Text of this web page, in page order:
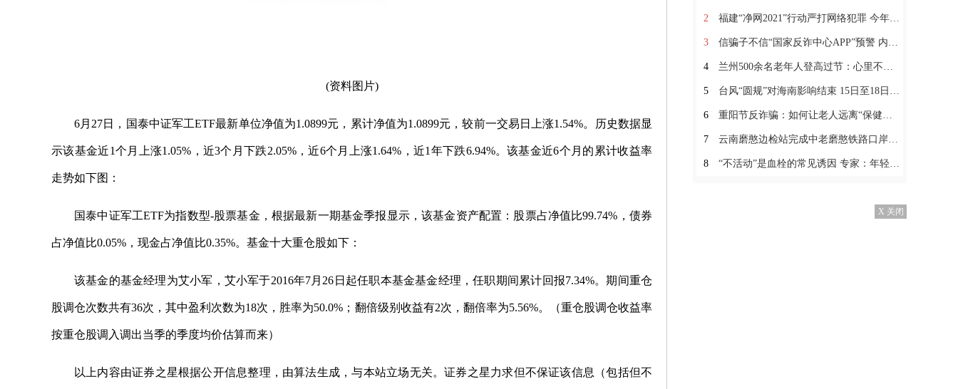
(资料图片)
6月27日，国泰中证军工ETF最新单位净值为1.0899元，累计净值为1.0899元，较前一交易日上涨1.54%。历史数据显
示该基金近1个月上涨1.05%，近3个月下跌2.05%，近6个月上涨1.64%，近1年下跌6.94%。该基金近6个月的累计收益率
走势如下图：
国泰中证军工ETF为指数型-股票基金，根据最新一期基金季报显示，该基金资产配置：股票占净值比99.74%，债券
占净值比0.05%，现金占净值比0.35%。基金十大重仓股如下：
该基金的基金经理为艾小军，艾小军于2016年7月26日起任职本基金基金经理，任职期间累计回报7.34%。期间重仓
股调仓次数共有36次，其中盈利次数为18次，胜率为50.0%；翻倍级别收益有2次，翻倍率为5.56%。（重仓股调仓收益率
按重仓股调入调出当季的季度均价估算而来）
以上内容由证券之星根据公开信息整理，由算法生成，与本站立场无关。证券之星力求但不保证该信息（包括但不
2 福建“净网2021”行动严打网络犯罪 今年破获多起跨境网
3 信骗子不信“国家反诈中心APP”预警 内蒙古一女子6万
4 兰州500余名老年人登高过节：心里不长皱纹不惧变老
5 台风“圆规”对海南影响结束 15日至18日海南有较强风雨
6 重阳节反诈骗：如何让老人远离“保健品陷阱”？
7 云南磨憨边检站完成中老磨憨铁路口岸临时开放勤务保障
8 “不活动”是血栓的常见诱因 专家：年轻人要警惕血栓的
X 关闭